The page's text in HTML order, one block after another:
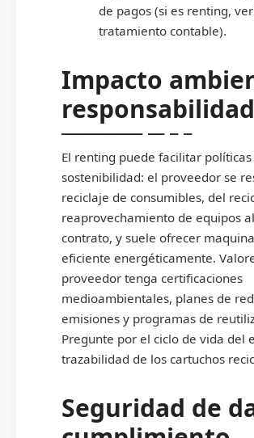
de pagos (si es renting,
tratamiento contable).
Impacto
responsabilidad
El renting puede facilitar políticas
sostenibilidad: el proveedor se
reciclaje de consumibles, del
reaprovechamiento de equipos
contrato, y suele ofrecer
eficiente energéticamente.
proveedor tenga certificaciones
medioambientales, planes de
emisiones y programas de
Pregunte por el ciclo de vida del
trazabilidad de los cartuchos
Seguridad de